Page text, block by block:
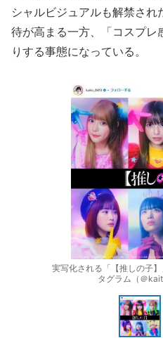
シャルビジュアルも解禁さ
待が高まる一方、「コスプレ
りする事態になっている。
実写化される「【推しの子
タグラム（＠